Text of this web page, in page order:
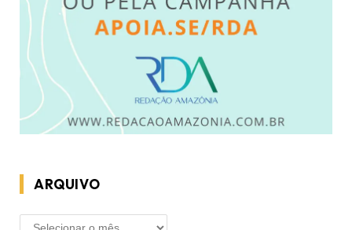
ARQUIVO
ARQUIVO